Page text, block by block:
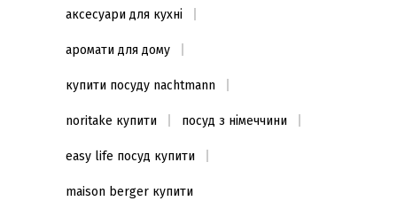
аксесуари для кухні
аромати для дому
купити посуду nachtmann
noritake купити посуд з німеччини
easy life посуд купити
maison berger купити